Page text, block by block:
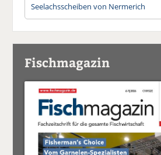
Seelachsscheiben von Nermerich
Fischmagazin